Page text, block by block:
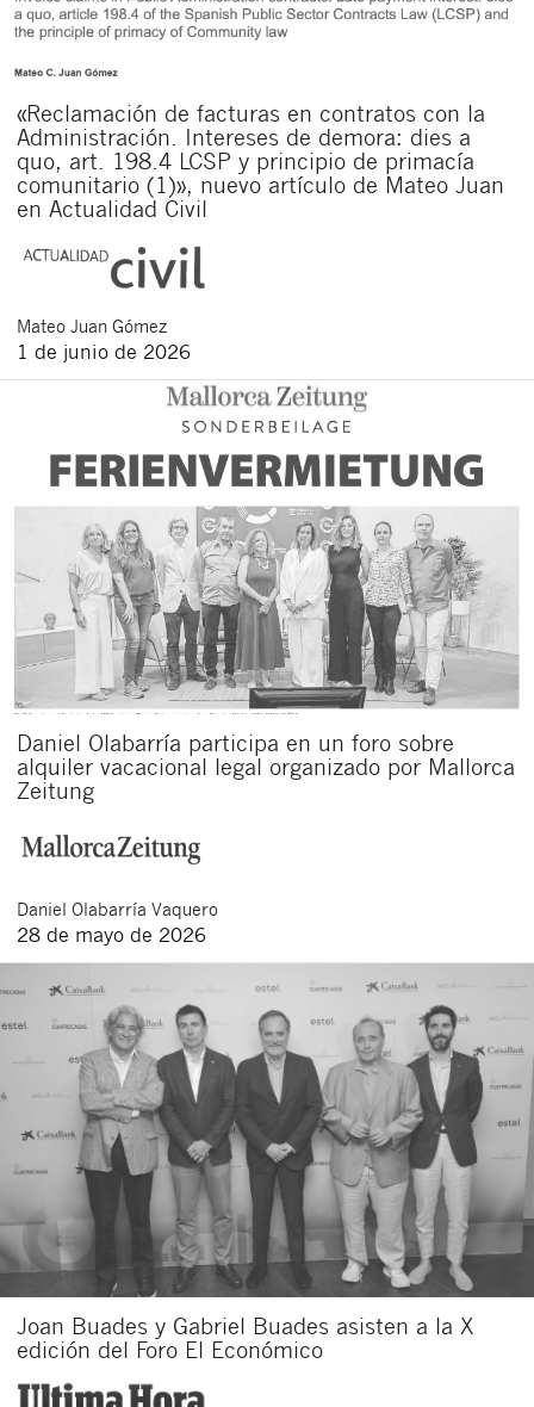
«Reclamación de facturas en contratos con la
Administración. Intereses de demora: dies a
quo, art. 198.4 LCSP y principio de primacía
comunitario (1)», nuevo artículo de Mateo Juan
en Actualidad Civil
Mateo Juan Gómez
1 de junio de 2026
Daniel Olabarría participa en un foro sobre
alquiler vacacional legal organizado por Mallorca
Zeitung
Daniel Olabarría Vaquero
28 de mayo de 2026
Joan Buades y Gabriel Buades asisten a la X
edición del Foro El Económico
Cerrar